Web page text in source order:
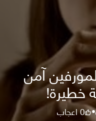
آمن
خطيرة!
•
0اعجاب